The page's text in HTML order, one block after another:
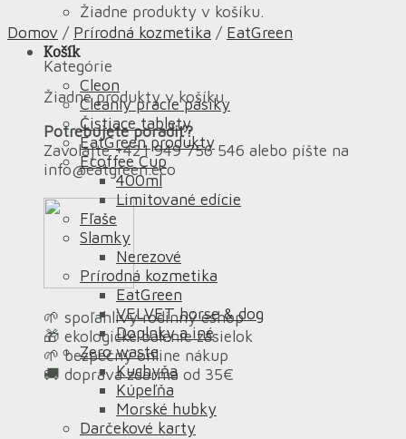
Žiadne produkty v košíku.
Košík
Žiadne produkty v košíku.
Potrebujete poradiť?
Zavolajte +421 949 756 546 alebo píšte na
info@eatgreen.eco
🌱 spoľahlivý rodinný eshop
🎁 ekologické balenie zásielok
🌱 bezpečný online nákup
🚚 doprava zdarma od 35€
Domov / Prírodná kozmetika / EatGreen
Kategórie
Cleon
Cleanly pracie pásiky
Čistiace tablety
EatGreen produkty
Ecoffee Cup
400ml
Limitované edície
Fľaše
Slamky
Nerezové
Prírodná kozmetika
EatGreen
VELVET horse & dog
Doplnky a iné
Zero waste
Kuchyňa
Kúpeľňa
Morské hubky
Darčekové karty